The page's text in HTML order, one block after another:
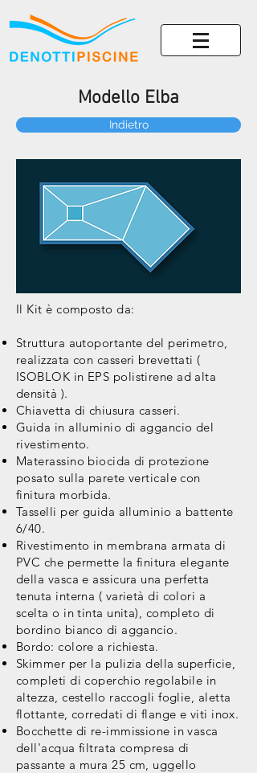
Modello Elba
Indietro
Il Kit è composto da:
Struttura autoportante del perimetro,
realizzata con casseri brevettati (
ISOBLOK in EPS polistirene ad alta
densità ).
Chiavetta di chiusura casseri.
Guida in alluminio di aggancio del
rivestimento.
Materassino biocida di protezione
posato sulla parete verticale con
finitura morbida.
Tasselli per guida alluminio a battente
6/40.
Rivestimento in membrana armata di
PVC che permette la finitura elegante
della vasca e assicura una perfetta
tenuta interna ( varietà di colori a
scelta o in tinta unita), completo di
bordino bianco di aggancio.
Bordo: colore a richiesta.
Skimmer per la pulizia della superficie,
completi di coperchio regolabile in
altezza, cestello raccogli foglie, aletta
flottante, corredati di flange e viti inox.
Bocchette di re-immissione in vasca
dell'acqua filtrata compresa di
passante a mura 25 cm, uggello